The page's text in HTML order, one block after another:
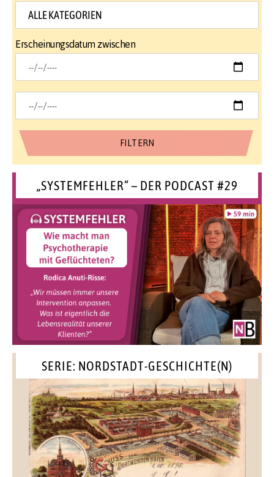
Erscheinungsdatum zwischen
„SYSTEMFEHLER“ – DER PODCAST #29
SERIE: NORDSTADT-GESCHICHTE(N)